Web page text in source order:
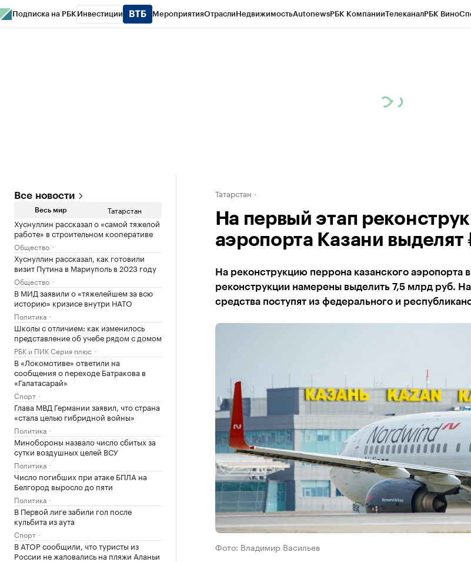
Подписка на РБК Инвестиции МероприятияОтраслиНедвижимостьAutonewsРБК КомпанииТелеканалРБК Вино
Все новости
Весь мир Татарстан
Хуснуллин рассказал о «самой тяжелой
работе» в строительном кооперативе
Общество
Хуснуллин рассказал, как готовили
визит Путина в Мариуполь в 2023 году
Общество
В МИД заявили о «тяжелейшем за всю
историю» кризисе внутри НАТО
Политика
Школы с отличием: как изменилось
представление об учебе рядом с домом
РБК и ПИК Серия плюс
В «Локомотиве» ответили на
сообщения о переходе Батракова в
«Галатасарай»
Спорт
Глава МВД Германии заявил, что страна
«стала целью гибридной войны»
Политика
Минобороны назвало число сбитых за
сутки воздушных целей ВСУ
Политика
Число погибших при атаке БПЛА на
Белгород выросло до пяти
Политика
В Первой лиге забили гол после
кульбита из аута
Спорт
В АТОР сообщили, что туристы из
России не жаловались на пляжи Аланьи
Татарстан
На первый этап
аэропорта Казани выделят
На реконструкцию перрона казанского аэропорта
реконструкции намерены выделить 7,5 млрд руб.
средства поступят из федерального и
Фото: Владимир Васильев